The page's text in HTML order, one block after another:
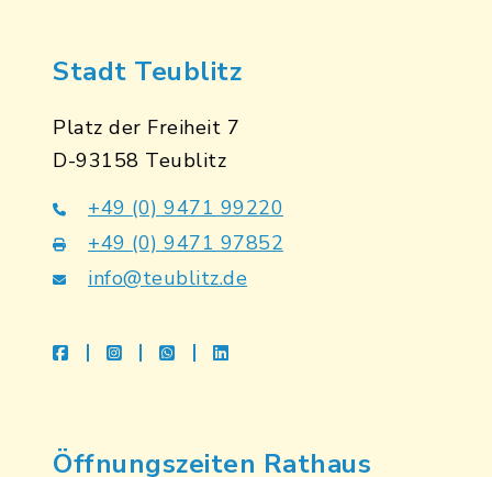
Stadt Teublitz
Platz der Freiheit 7
D-93158 Teublitz
+49 (0) 9471 99220
+49 (0) 9471 97852
info@teublitz.de
facebookinstagramwhatsapplinkedin
Öffnungszeiten Rathaus